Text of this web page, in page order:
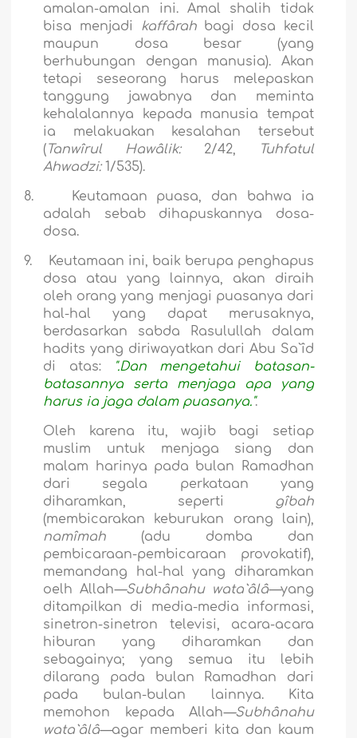
amalan-amalan ini. Amal shalih tidak
bisa menjadi kaffârahbagi dosa kecil
maupun dosa besar (yang
berhubungan dengan manusia). Akan
tetapi seseorang harus melepaskan
tanggung jawabnya dan meminta
kehalalannya kepada manusia tempat
ia melakuakan kesalahan tersebut
(Tanwîrul Hawâlik:2/42,
Tuhfatul
Ahwadzi:1/535).
8.
Keutamaan puasa, dan bahwa ia
adalah sebab dihapuskannya dosa-
dosa.
9.
Keutamaan ini, baik berupa penghapus
dosa atau yang lainnya, akan diraih
oleh orang yang menjagi puasanya dari
hal-hal yang dapat merusaknya,
berdasarkan sabda Rasulullah dalam
hadits yang diriwayatkan dari Abu Sa`îd
di atas:
".Dan mengetahui batasan-
batasannya serta menjaga apa yang
harus ia jaga dalam puasanya.".
Oleh karena itu, wajib bagi setiap
muslim untuk menjaga siang dan
malam harinya pada bulan Ramadhan
dari segala perkataan yang
diharamkan, seperti
gîbah
(membicarakan keburukan orang lain),
namîmah (adu domba dan
pembicaraan-pembicaraan provokatif),
memandang hal-hal yang diharamkan
oelh Allah—Subhânahu wata`âlâ—yang
ditampilkan di media-media informasi,
sinetron-sinetron televisi, acara-acara
hiburan yang diharamkan dan
sebagainya; yang semua itu lebih
dilarang pada bulan Ramadhan dari
pada bulan-bulan lainnya. Kita
memohon kepada Allah—Subhânahu
wata`âlâ—agar memberi kita dan kaum